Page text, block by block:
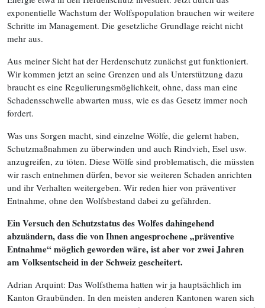
exponentielle Wachstum der Wolfspopulation brauchen wir weitere
Schritte im Management. Die gesetzliche Grundlage reicht nicht
mehr aus.
Aus meiner Sicht hat der Herdenschutz zunächst gut funktioniert.
Wir kommen jetzt an seine Grenzen und als Unterstützung dazu
braucht es eine Regulierungsmöglichkeit, ohne, dass man eine
Schadensschwelle abwarten muss, wie es das Gesetz immer noch
fordert.
Was uns Sorgen macht, sind einzelne Wölfe, die gelernt haben,
Schutzmaßnahmen zu überwinden und auch Rindvieh, Esel usw.
anzugreifen, zu töten. Diese Wölfe sind problematisch, die müssten
wir rasch entnehmen dürfen, bevor sie weiteren Schaden anrichten
und ihr Verhalten weitergeben. Wir reden hier von präventiver
Entnahme, ohne den Wolfsbestand dabei zu gefährden.
Ein Versuch den Schutzstatus des Wolfes dahingehend
abzuändern, dass die von Ihnen angesprochene „präventive
Entnahme“ möglich geworden wäre, ist aber vor zwei Jahren
am Volksentscheid in der Schweiz gescheitert.
Adrian Arquint: Das Wolfsthema hatten wir ja hauptsächlich im
Kanton Graubünden. In den meisten anderen Kantonen waren sich